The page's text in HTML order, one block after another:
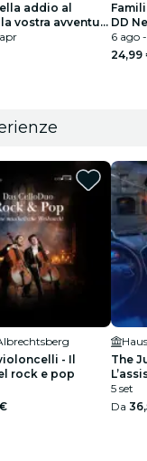
addio al
vostra avventura
nubilato a DD
DD
6 ago
24,99
- Il
rock e pop
The
5 set
Da